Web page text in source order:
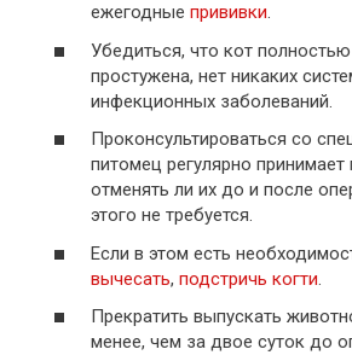
ежегодные прививки.
Убедиться, что кот
простужена, нет никаких
инфекционных заболеваний.
Проконсультироваться со
питомец регулярно принимает
отменять ли их до и после
этого не требуется.
Если в этом есть
вычесать, подстричь когти.
Прекратить выпускать
менее, чем за двое суток до